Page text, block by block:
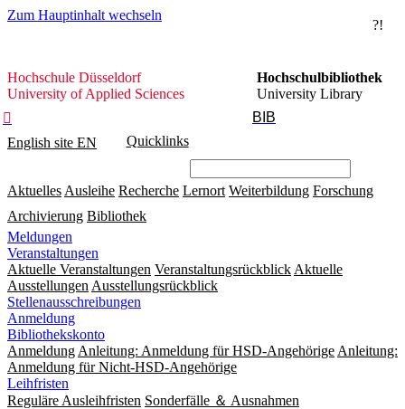
Zum Hauptinhalt wechseln
?!
Hochschule
Düsseldorf
Hochschule Düsseldorf
University of Applied Sciences
Hochschulbibliothek
University Library

BIB
English site EN Quicklinks
Aktuelles Ausleihe Recherche Lernort Weiterbildung Forschung
Archivierung Bibliothek
Meldungen
Veranstaltungen
Aktuelle Veranstaltungen Veranstaltungsrückblick Aktuelle
Ausstellungen Ausstellungsrückblick
Stellenausschreibungen
Anmeldung
Bibliothekskonto
Anmeldung Anleitung: Anmeldung für HSD-Angehörige Anleitung:
Anmeldung für Nicht-HSD-Angehörige
Leihfristen
Reguläre Ausleihfristen Sonderfälle ＆ Ausnahmen